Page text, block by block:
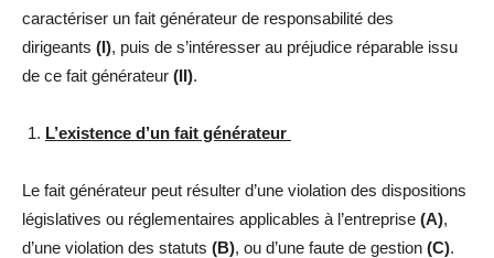
caractériser un fait générateur de responsabilité des
dirigeants (I), puis de s’intéresser au préjudice réparable issu
de ce fait générateur (II).
L’existence d’un fait générateur
Le fait générateur peut résulter d’une violation des dispositions
législatives ou réglementaires applicables à l’entreprise (A),
d’une violation des statuts (B), ou d’une faute de gestion (C).